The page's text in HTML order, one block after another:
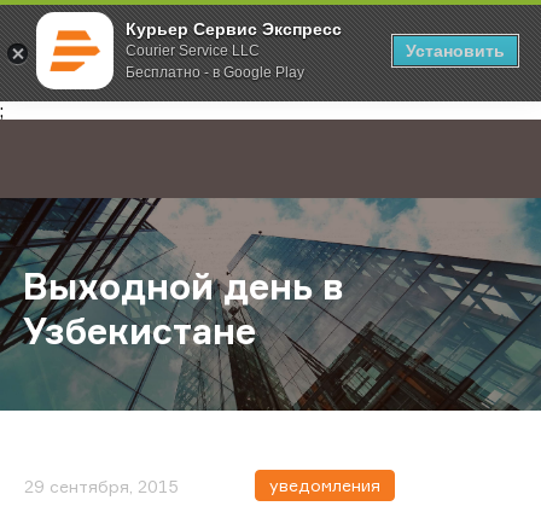
Курьер Сервис Экспресс
Courier Service LLC
Бесплатно - в Google Play
Установить
;
Главная О компании Новости Выходной день в Узбекистане
Выходной день в
Узбекистане
29 сентября, 2015 уведомления